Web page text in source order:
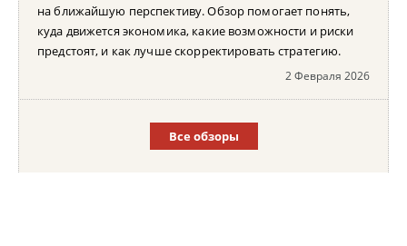
на ближайшую перспективу. Обзор помогает понять,
куда движется экономика, какие возможности и риски
предстоят, и как лучше скорректировать стратегию.
2 Февраля 2026
Все обзоры